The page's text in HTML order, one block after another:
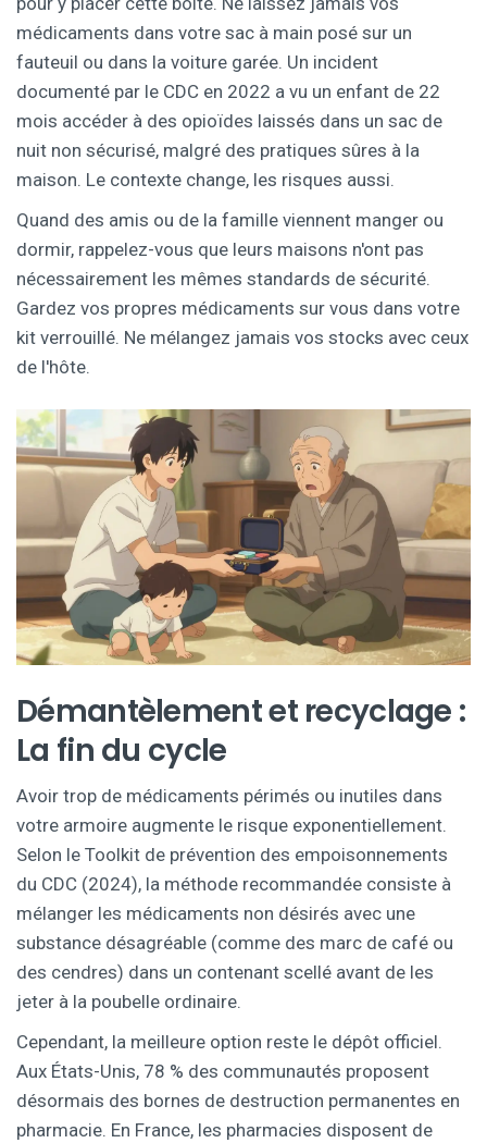
médicaments dans votre sac à main posé sur un
fauteuil ou dans la voiture garée. Un incident
documenté par le CDC en 2022 a vu un enfant de 22
mois accéder à des opioïdes laissés dans un sac de
nuit non sécurisé, malgré des pratiques sûres à la
maison. Le contexte change, les risques aussi.
Quand des amis ou de la famille viennent manger ou
dormir, rappelez-vous que leurs maisons n'ont pas
nécessairement les mêmes standards de sécurité.
Gardez vos propres médicaments sur vous dans votre
kit verrouillé. Ne mélangez jamais vos stocks avec ceux
de l'hôte.
Démantèlement et recyclage :
La fin du cycle
Avoir trop de médicaments périmés ou inutiles dans
votre armoire augmente le risque exponentiellement.
Selon le Toolkit de prévention des empoisonnements
du CDC (2024), la méthode recommandée consiste à
mélanger les médicaments non désirés avec une
substance désagréable (comme des marc de café ou
des cendres) dans un contenant scellé avant de les
jeter à la poubelle ordinaire.
Cependant, la meilleure option reste le dépôt officiel.
Aux États-Unis, 78 % des communautés proposent
désormais des bornes de destruction permanentes en
pharmacie. En France, les pharmacies disposent de